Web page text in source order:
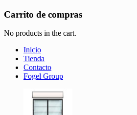
Carrito de compras
No products in the cart.
Inicio
Tienda
Contacto
Fogel Group